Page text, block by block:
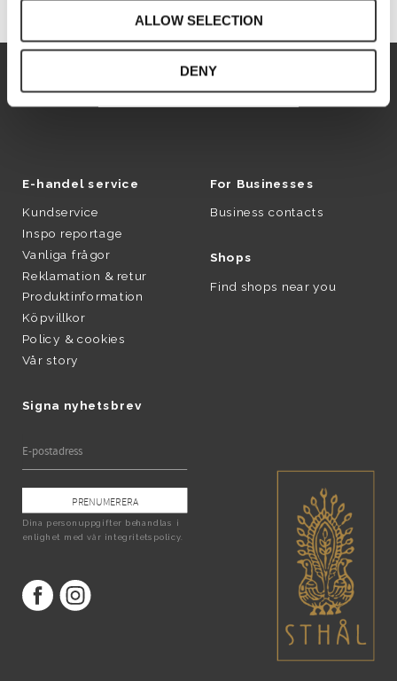
ALLOW SELECTION
DENY
E-handel service
Kundservice
Inspo reportage
Vanliga frågor
Reklamation & retur
Produktinformation
Köpvillkor
Policy & cookies
Vår story
Signa nyhetsbrev
PRENUMERERA
Dina personuppgifter behandlas i
enlighet med vår integritetspolicy.
For Businesses
Business contacts
Shops
Find shops near you